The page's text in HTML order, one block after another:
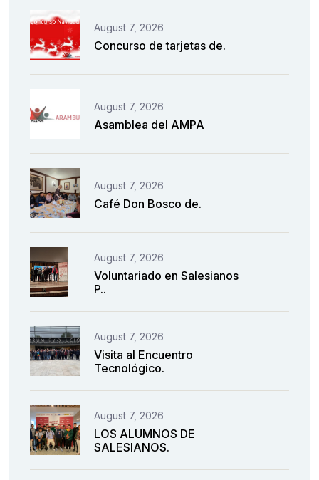
August 7, 2026
Concurso de tarjetas de.
August 7, 2026
Asamblea del AMPA
August 7, 2026
Café Don Bosco de.
August 7, 2026
Voluntariado en Salesianos
P..
August 7, 2026
Visita al Encuentro
Tecnológico.
August 7, 2026
LOS ALUMNOS DE
SALESIANOS.